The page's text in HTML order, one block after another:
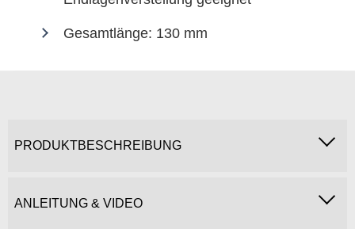
Gesamtlänge: 130 mm
PRODUKTBESCHREIBUNG
ANLEITUNG & VIDEO